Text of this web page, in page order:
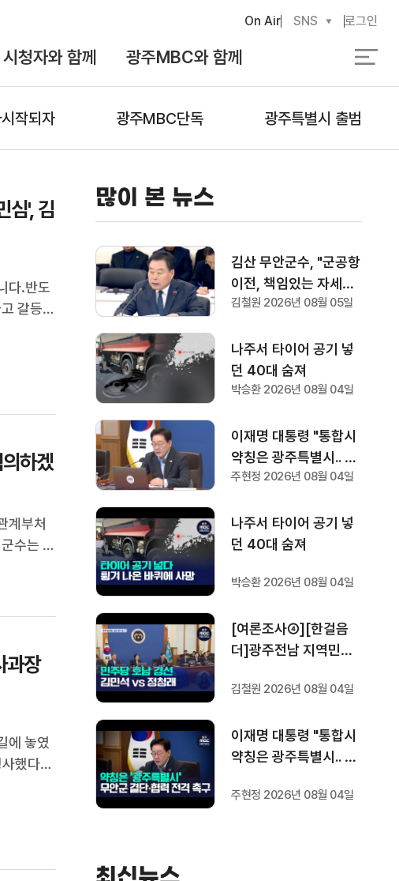
시청자와 함께 광주MBC와 함께
On Air SNS 로그인
작되자 광주MBC단독 광주특별시 출범
심', 김
다.반도
갈등을
다.(기
하겠
계부처
수는 오
논의
과장
에 놓였
했다는
가 보도
많이 본 뉴스
김산 무안군수, "군공항
이전, 책임있는 자세로
협의하겠다"
김철원 2026년 08월 05일
나주서 타이어 공기 넣
던 40대 숨져
박승환 2026년 08월 04일
이재명 대통령 "통합시
약칭은 광주특별시.. 공
항 이전 조속하게"
주현정 2026년 08월 04일
나주서 타이어 공기 넣
던 40대 숨져
박승환 2026년 08월 04일
[여론조사④][한걸음
더]광주전남 지역민들
할까.. 변수는?
김철원 2026년 08월 04일
이재명 대통령 "통합시
약칭은 광주특별시.. 공
주현정 2026년 08월 04일
최신뉴스